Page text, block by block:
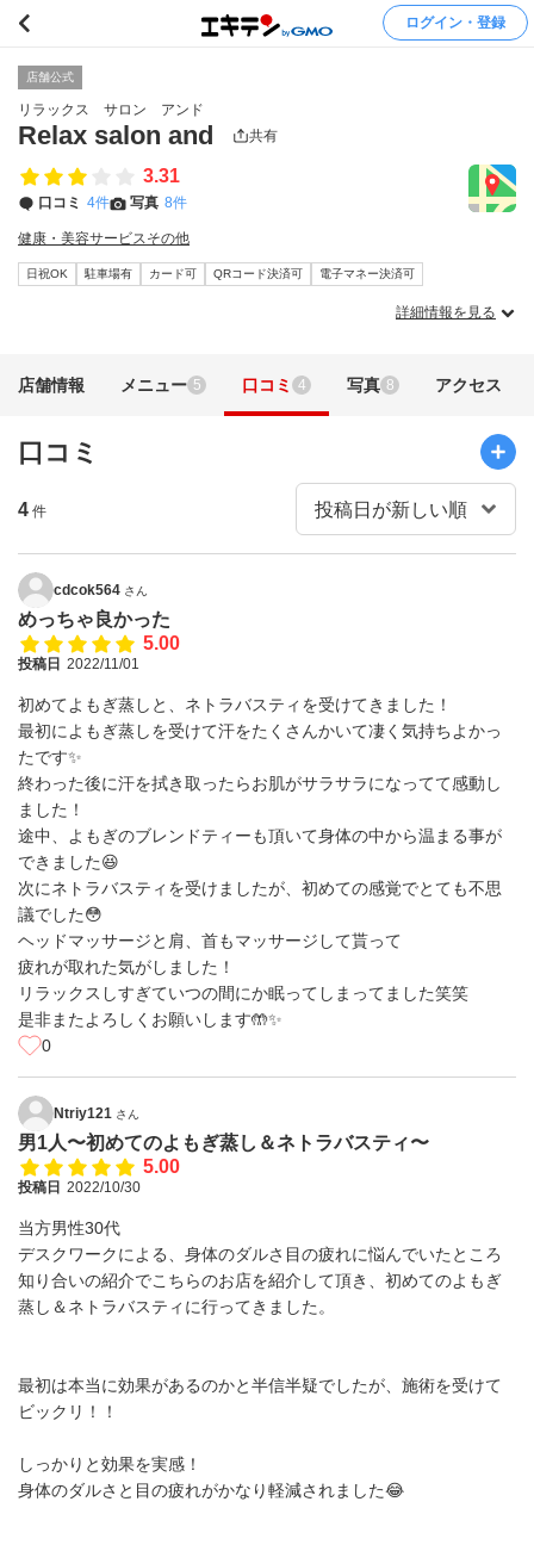
ログイン・登録
店舗公式
リラックス サロン アンド
Relax salon and 共有
3.31
口コミ 4件 写真 8件
健康・美容サービスその他
日祝OK 駐車場有 カード可 QRコード決済可 電子マネー決済可
詳細情報を見る
店舗情報 メニュー 5 口コミ 4 写真 8 アクセス
口コミ
4 件
cdcok564 さん
めっちゃ良かった
5.00
投稿日 2022/11/01
初めてよもぎ蒸しと、ネトラバスティを受けてきました！
最初によもぎ蒸しを受けて汗をたくさんかいて凄く気持ちよかっ
たです✨
終わった後に汗を拭き取ったらお肌がサラサラになってて感動し
ました！
途中、よもぎのブレンドティーも頂いて身体の中から温まる事が
できました😆
次にネトラバスティを受けましたが、初めての感覚でとても不思
議でした😳
ヘッドマッサージと肩、首もマッサージして貰って
疲れが取れた気がしました！
リラックスしすぎていつの間にか眠ってしまってました笑笑
是非またよろしくお願いします🤲✨
0
Ntriy121 さん
男1人〜初めてのよもぎ蒸し＆ネトラバスティ〜
5.00
投稿日 2022/10/30
当方男性30代
デスクワークによる、身体のダルさ目の疲れに悩んでいたところ
知り合いの紹介でこちらのお店を紹介して頂き、初めてのよもぎ
蒸し＆ネトラバスティに行ってきました。
最初は本当に効果があるのかと半信半疑でしたが、施術を受けて
ビックリ！！
しっかりと効果を実感！
身体のダルさと目の疲れがかなり軽減されました😂